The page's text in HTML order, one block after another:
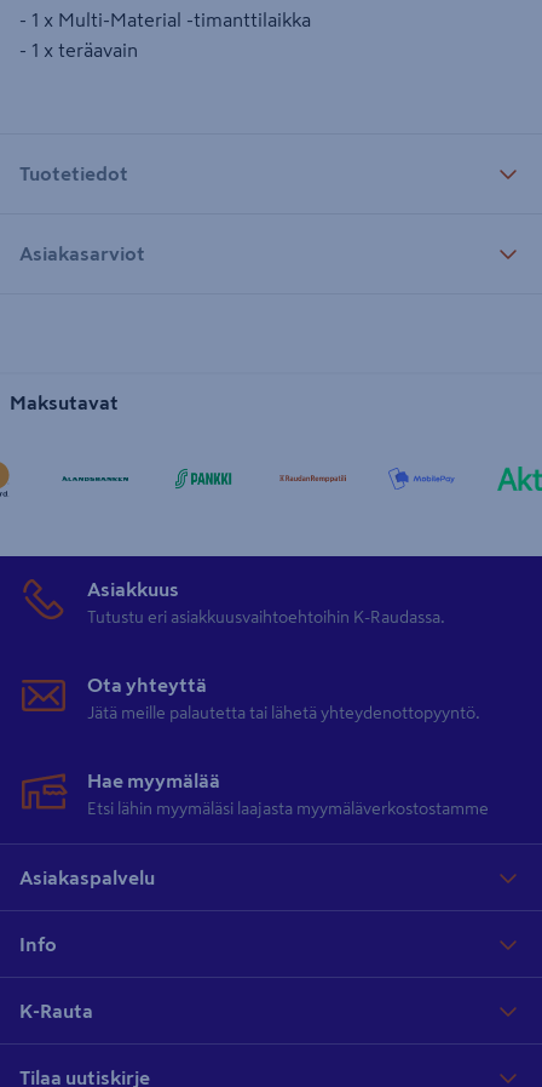
- 1 x Multi-Material -timanttilaikka
- 1 x teräavain
Tuotetiedot
Asiakasarviot
Maksutavat
Asiakkuus
Tutustu eri asiakkuusvaihtoehtoihin K-Raudassa.
Ota yhteyttä
Jätä meille palautetta tai lähetä yhteydenottopyyntö.
Hae myymälää
Etsi lähin myymäläsi laajasta myymäläverkostostamme
Asiakaspalvelu
Info
K-Rauta
Tilaa uutiskirje